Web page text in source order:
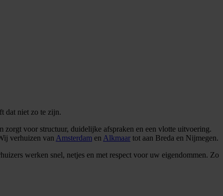
dat niet zo te zijn.
zorgt voor structuur, duidelijke afspraken en een vlotte uitvoering.
verhuizen van Amsterdam en Alkmaar tot aan Breda en Nijmegen.
werken snel, netjes en met respect voor uw eigendommen. Zo